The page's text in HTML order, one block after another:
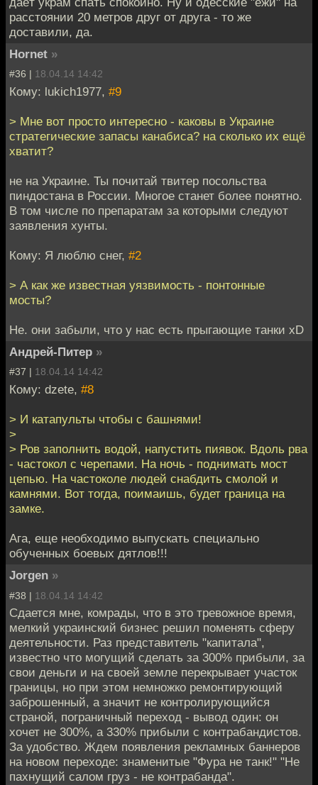
расстоянии 20 метров друг от друга - то же
доставили, да.
Hornet »
#36 | 18.04.14 14:42
Кому: lukich1977, #9
> Мне вот просто интересно - каковы в Украине
стратегические запасы канабиса? на сколько их ещё
хватит?
не на Украине. Ты почитай твитер посольства
пиндостана в России. Многое станет более понятно.
В том числе по препаратам за которыми следуют
заявления хунты.
Кому: Я люблю снег, #2
> А как же известная уязвимость - понтонные
мосты?
Не. они забыли, что у нас есть прыгающие танки xD
Андрей-Питер »
#37 | 18.04.14 14:42
Кому: dzete, #8
> И катапульты чтобы с башнями!
>
> Ров заполнить водой, напустить пиявок. Вдоль рва
- частокол с черепами. На ночь - поднимать мост
цепью. На частоколе людей снабдить смолой и
камнями. Вот тогда, поимаишь, будет граница на
замке.
Ага, еще необходимо выпускать специально
обученных боевых дятлов!!!
Jorgen »
#38 | 18.04.14 14:42
Сдается мне, комрады, что в это тревожное время,
мелкий украинский бизнес решил поменять сферу
деятельности. Раз представитель "капитала",
известно что могущий сделать за 300% прибыли, за
свои деньги и на своей земле перекрывает участок
границы, но при этом немножко ремонтирующий
заброшенный, а значит не контролирующийся
страной, пограничный переход - вывод один: он
хочет не 300%, а 330% прибыли с контрабандистов.
За удобство. Ждем появления рекламных баннеров
на новом переходе: знаменитые "Фура не танк!" "Не
пахнущий салом груз - не контрабанда".